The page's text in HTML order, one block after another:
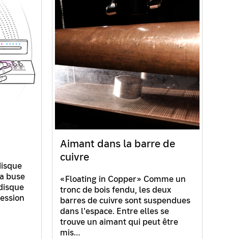
buse
Aimant dans la barre de
cuivre
«Floating in Copper» Comme un
tronc de bois fendu, les deux
barres de cuivre sont suspendues
dans l'espace. Entre elles se
trouve un aimant qui peut être
mis…